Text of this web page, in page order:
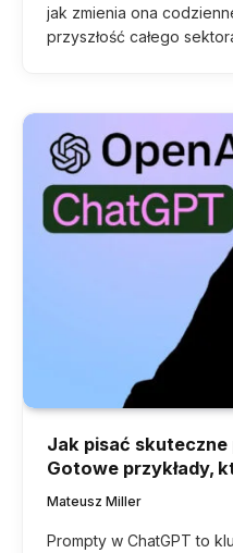
jak zmienia ona
przyszłość całego
Jak pisać
Gotowe przykłady,
Mateusz Miller
Prompty w ChatGPT to